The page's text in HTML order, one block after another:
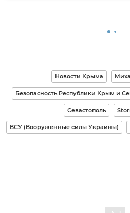
Новости Крыма
Безопасность Республики Крым и
Севастополь
ВСУ (Вооруженные силы Украины)